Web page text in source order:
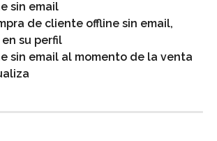
sin email
de cliente offline sin email,
su perfil
sin email al momento de la venta